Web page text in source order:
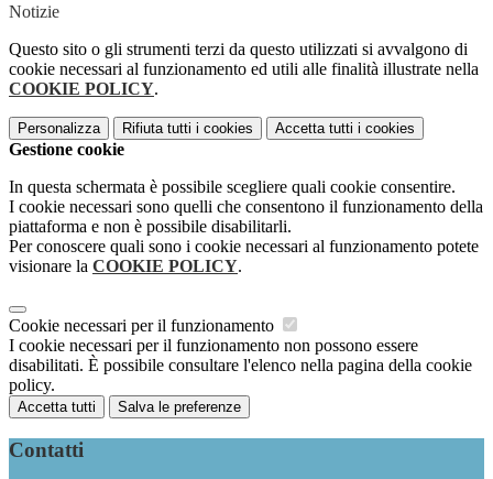
Notizie
Questo sito o gli strumenti terzi da questo utilizzati si avvalgono di
cookie necessari al funzionamento ed utili alle finalità illustrate nella
COOKIE POLICY.
Personalizza Rifiuta tutti i cookies Accetta tutti i cookies
Gestione cookie
In questa schermata è possibile scegliere quali cookie consentire.
I cookie necessari sono quelli che consentono il funzionamento della
piattaforma e non è possibile disabilitarli.
Per conoscere quali sono i cookie necessari al funzionamento potete
visionare la COOKIE POLICY.
Cookie necessari per il funzionamento
I cookie necessari per il funzionamento non possono essere
disabilitati. È possibile consultare l'elenco nella pagina della cookie
policy.
Accetta tutti Salva le preferenze
Contatti